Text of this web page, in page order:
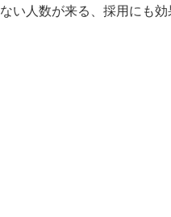
人数が来る、採用にも効